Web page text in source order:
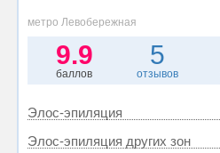
метро Левобережная
9.9
баллов
5
отзывов
Элос-эпиляция
Элос-эпиляция других зон